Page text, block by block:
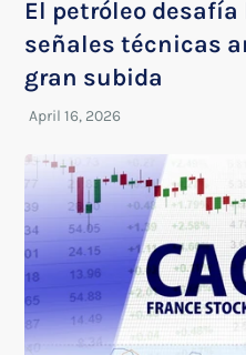
El petróleo
señales técnicas
gran subida